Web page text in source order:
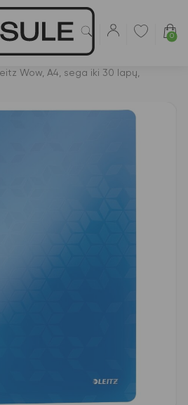
0
Wow, A4, sega iki 30 lapų,